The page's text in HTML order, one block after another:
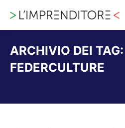
ARCHIVIO DEI TAG:
FEDERCULTURE